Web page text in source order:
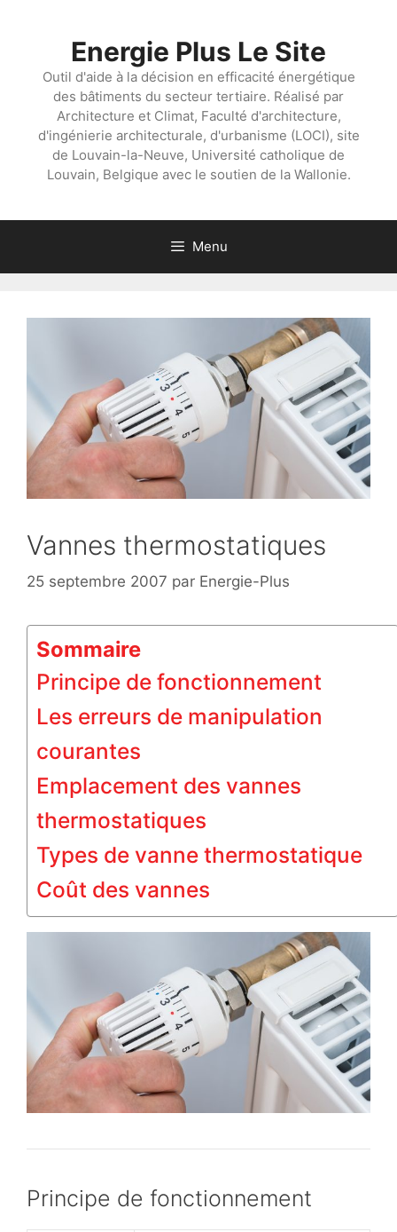
Energie Plus Le Site
Outil d'aide à la décision en efficacité énergétique
des bâtiments du secteur tertiaire. Réalisé par
Architecture et Climat, Faculté d'architecture,
d'ingénierie architecturale, d'urbanisme (LOCI), site
de Louvain-la-Neuve, Université catholique de
Louvain, Belgique avec le soutien de la Wallonie.
Menu
Vannes thermostatiques
25 septembre 2007 par Energie-Plus
Sommaire
Principe de fonctionnement
Les erreurs de manipulation
courantes
Emplacement des vannes
thermostatiques
Types de vanne thermostatique
Coût des vannes
Principe de fonctionnement